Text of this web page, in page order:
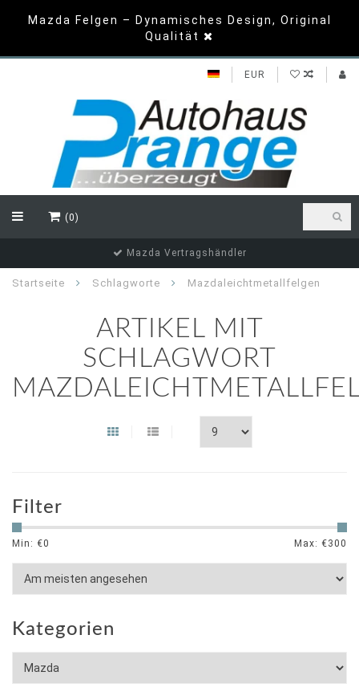
Mazda Felgen – Dynamisches Design, Original
Qualität
EUR
(0)
Mazda Vertragshändler
Startseite Schlagworte Mazdaleichtmetallfelgen
ARTIKEL MIT
SCHLAGWORT
Filter
Min: €0 Max: €300
Kategorien